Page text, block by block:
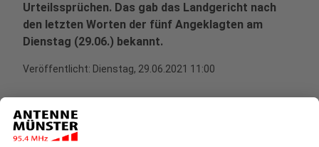
Urteilssprüchen. Das gab das Landgericht nach
den letzten Worten der fünf Angeklagten am
Dienstag (29.06.) bekannt.
Veröffentlicht: Dienstag, 29.06.2021 11:00
Anzeige